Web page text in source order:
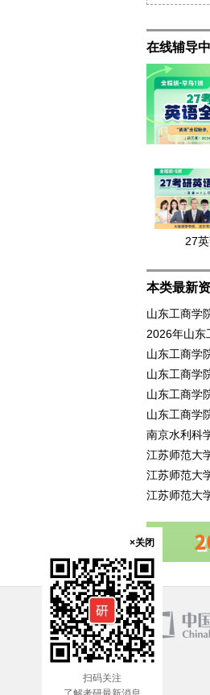
在线辅导
27
本类最新
山东工商学
2026年山东
山东工商学
山东工商学
山东工商学
山东工商学
南京水利科
江苏师范大
江苏师范大
江苏师范大
×关闭
扫码关注